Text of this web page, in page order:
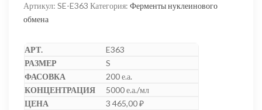
Артикул: SE-E363 Категория: Ферменты нуклеинового
обмена
E363
S
200 е.а.
5000 е.а./мл
3 465,00₽